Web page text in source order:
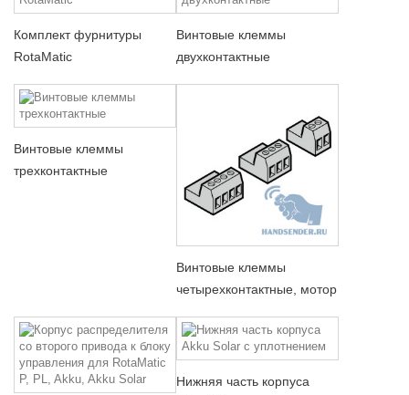
Комплект фурнитуры
RotaMatic
Винтовые клеммы
двухконтактные
Винтовые клеммы
трехконтактные
Винтовые клеммы
четырехконтактные, мотор
Нижняя часть корпуса